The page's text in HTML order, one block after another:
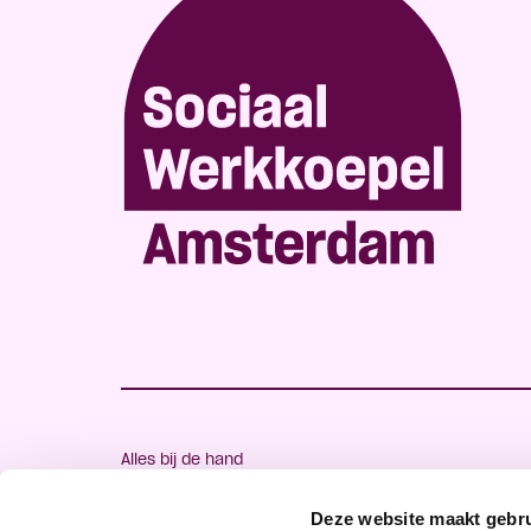
Deze website maakt
Alles bij de hand